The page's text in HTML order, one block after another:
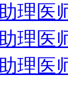
理医
理医
理医